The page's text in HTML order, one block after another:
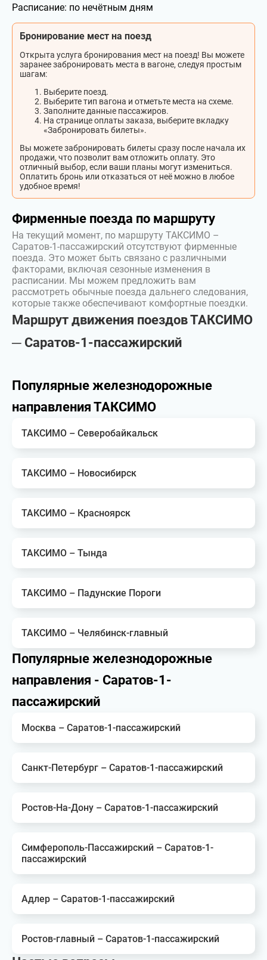
Расписание: по нечётным дням
Бронирование мест на поезд
Открыта услуга бронирования мест на поезд! Вы можете
заранее забронировать места в вагоне, следуя простым
шагам:
Выберите поезд.
Выберите тип вагона и отметьте места на схеме.
Заполните данные пассажиров.
На странице оплаты заказа, выберите вкладку
«Забронировать билеты».
Вы можете забронировать билеты сразу после начала их
продажи, что позволит вам отложить оплату. Это
отличный выбор, если ваши планы могут измениться.
Оплатить бронь или отказаться от неё можно в любое
удобное время!
Фирменные поезда по маршруту
На текущий момент, по маршруту ТАКСИМО –
Саратов-1-пассажирский отсутствуют фирменные
поезда. Это может быть связано с различными
факторами, включая сезонные изменения в
расписании. Мы можем предложить вам
рассмотреть обычные поезда дальнего следования,
которые также обеспечивают комфортные поездки.
Маршрут движения поездов ТАКСИМО
─ Саратов-1-пассажирский
Популярные железнодорожные
направления ТАКСИМО
ТАКСИМО – Северобайкальск
ТАКСИМО – Новосибирск
ТАКСИМО – Красноярск
ТАКСИМО – Тында
ТАКСИМО – Падунские Пороги
ТАКСИМО – Челябинск-главный
Популярные железнодорожные
направления - Саратов-1-
пассажирский
Москва – Саратов-1-пассажирский
Санкт-Петербург – Саратов-1-пассажирский
Ростов-На-Дону – Саратов-1-пассажирский
Симферополь-Пассажирский – Саратов-1-
пассажирский
Адлер – Саратов-1-пассажирский
Ростов-главный – Саратов-1-пассажирский